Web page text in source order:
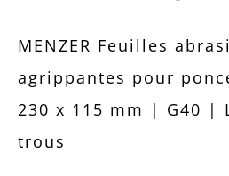
MENZER Feuilles
agrippantes pour
230 x 115 mm | G40 |
trous